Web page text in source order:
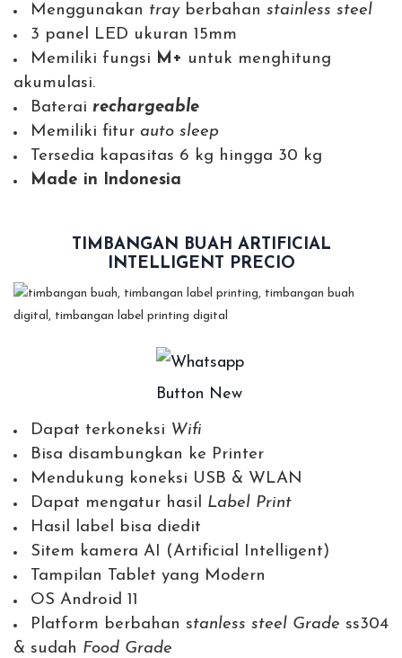
Menggunakan tray berbahan stainless steel
3 panel LED ukuran 15mm
Memiliki fungsi M+ untuk menghitung
akumulasi.
Baterai rechargeable
Memiliki fitur auto sleep
Tersedia kapasitas 6 kg hingga 30 kg
Made in Indonesia
TIMBANGAN BUAH ARTIFICIAL
INTELLIGENT PRECIO
Dapat terkoneksi Wifi
Bisa disambungkan ke Printer
Mendukung koneksi USB & WLAN
Dapat mengatur hasil Label Print
Hasil label bisa diedit
Sitem kamera AI (Artificial Intelligent)
Tampilan Tablet yang Modern
OS Android 11
Platform berbahan stanless steel Grade ss304
& sudah Food Grade